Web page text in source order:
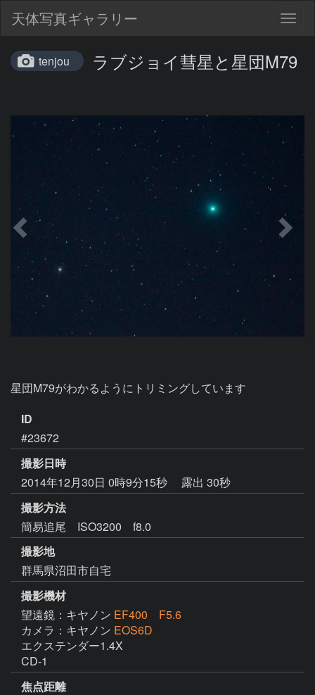
天体写真ギャラリー
tenjou ラブジョイ彗星と星団M79
星団M79がわかるようにトリミングしています
ID
#23672
撮影日時
2014年12月30日 0時9分15秒
露出 30秒
撮影方法
簡易追尾 ISO3200 f8.0
撮影地
群馬県沼田市自宅
撮影機材
望遠鏡：キヤノン EF400 F5.6
カメラ：キヤノン EOS6D
エクステンダー1.4X
CD-1
焦点距離